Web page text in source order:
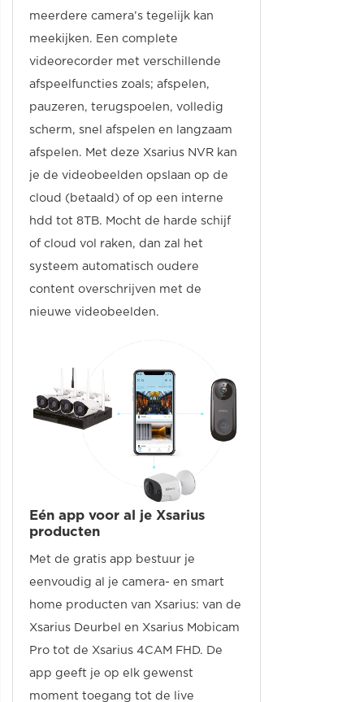
meerdere camera’s tegelijk kan
meekijken. Een complete
videorecorder met verschillende
afspeelfuncties zoals; afspelen,
pauzeren, terugspoelen, volledig
scherm, snel afspelen en langzaam
afspelen. Met deze Xsarius NVR kan
je de videobeelden opslaan op de
cloud (betaald) of op een interne
hdd tot 8TB. Mocht de harde schijf
of cloud vol raken, dan zal het
systeem automatisch oudere
content overschrijven met de
nieuwe videobeelden.
Eén app voor al je Xsarius
producten
Met de gratis app bestuur je
eenvoudig al je camera- en smart
home producten van Xsarius: van de
Xsarius Deurbel en Xsarius Mobicam
Pro tot de Xsarius 4CAM FHD. De
app geeft je op elk gewenst
moment toegang tot de live